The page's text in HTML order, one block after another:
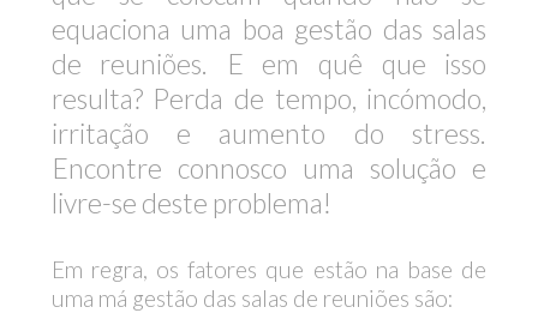
equaciona uma boa gestão das salas
de reuniões. E em quê que isso
resulta? Perda de tempo, incómodo,
irritação e aumento do stress.
Encontre connosco uma solução e
livre-se deste problema!
Em regra, os fatores que estão na base de
uma má gestão das salas de reuniões são: